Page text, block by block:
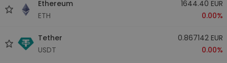
Ethereum
ETH
1644.40 EUR
0.00%
Tether
USDT
0.867142 EUR
0.00%